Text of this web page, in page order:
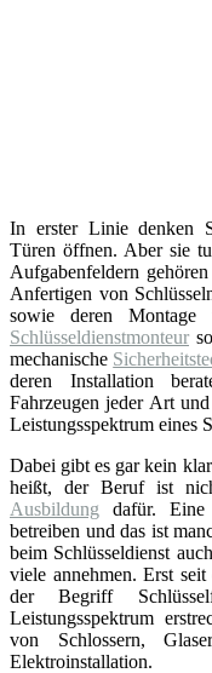
In erster Linie denken
Türen öffnen. Aber sie
Aufgabenfeldern
Anfertigen von
sowie deren Montage
Schlüsseldienstmonteur
mechanische
deren Installation
Fahrzeugen jeder Art
Leistungsspektrum eines
Dabei gibt es gar kein
heißt, der Beruf ist
Ausbildung dafür. Eine
betreiben und das ist
beim Schlüsseldienst
viele annehmen. Erst
der Begriff
Leistungsspektrum
von Schlossern,
Elektroinstallation.